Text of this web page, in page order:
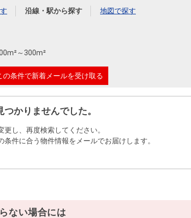
組織図
沿線・駅から探す 地図で探す
～ 300m²
の条件で新着メールを受け取る
かりませんでした。
し、再度検索してください。
件に合う物件情報をメールでお届けします。
ない場合には